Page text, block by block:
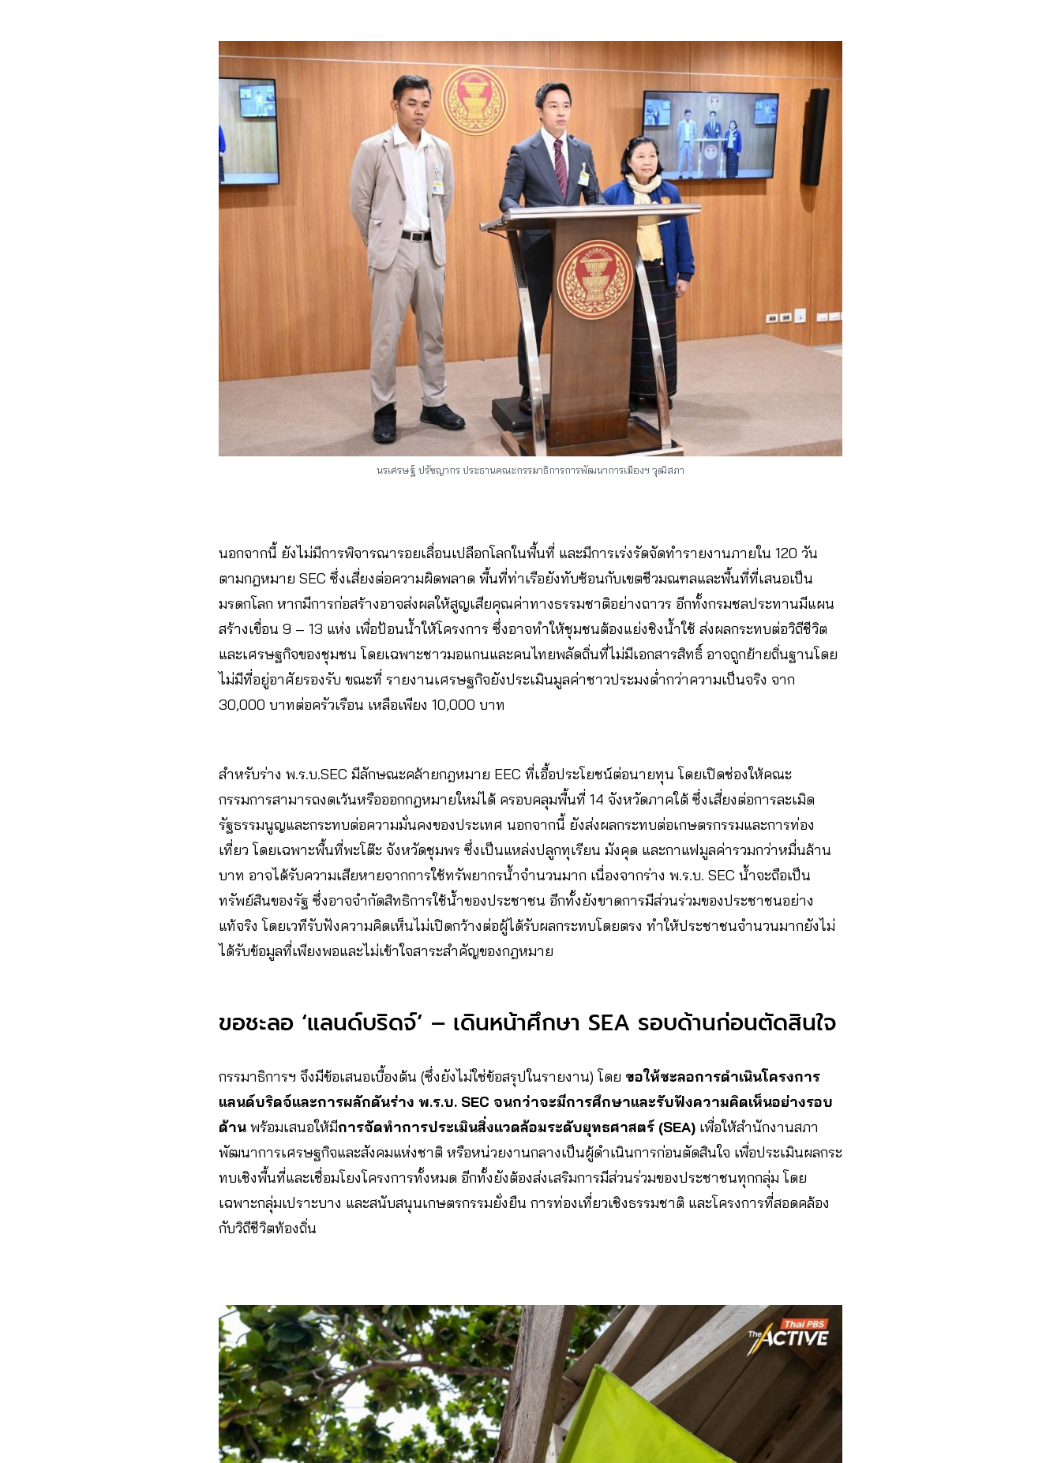
นรเศรษฐ์ ปรัชญากร ประธานคณะกรรมาธิการการพัฒนาการเมืองฯ วุฒิสภา
นอกจากนี้ ยังไม่มีการพิจารณารอยเลื่อนเปลือกโลกในพื้นที่ และมีการเร่งรัดจัดทำรายงานภายใน 120 วัน
ตามกฎหมาย SEC ซึ่งเสี่ยงต่อความผิดพลาด พื้นที่ท่าเรือยังทับซ้อนกับเขตชีวมณฑลและพื้นที่ที่เสนอเป็น
มรดกโลก หากมีการก่อสร้างอาจส่งผลให้สูญเสียคุณค่าทางธรรมชาติอย่างถาวร อีกทั้งกรมชลประทานมีแผน
สร้างเขื่อน 9 – 13 แห่ง เพื่อป้อนน้ำให้โครงการ ซึ่งอาจทำให้ชุมชนต้องแย่งชิงน้ำใช้ ส่งผลกระทบต่อวิถีชีวิต
และเศรษฐกิจของชุมชน โดยเฉพาะชาวมอแกนและคนไทยพลัดถิ่นที่ไม่มีเอกสารสิทธิ์ อาจถูกย้ายถิ่นฐานโดย
ไม่มีที่อยู่อาศัยรองรับ ขณะที่ รายงานเศรษฐกิจยังประเมินมูลค่าชาวประมงต่ำกว่าความเป็นจริง จาก
30,000 บาทต่อครัวเรือน เหลือเพียง 10,000 บาท
สำหรับร่าง พ.ร.บ.SEC มีลักษณะคล้ายกฎหมาย EEC ที่เอื้อประโยชน์ต่อนายทุน โดยเปิดช่องให้คณะ
กรรมการสามารถงดเว้นหรือออกกฎหมายใหม่ได้ ครอบคลุมพื้นที่ 14 จังหวัดภาคใต้ ซึ่งเสี่ยงต่อการละเมิด
รัฐธรรมนูญและกระทบต่อความมั่นคงของประเทศ นอกจากนี้ ยังส่งผลกระทบต่อเกษตรกรรมและการท่อง
เที่ยว โดยเฉพาะพื้นที่พะโต๊ะ จังหวัดชุมพร ซึ่งเป็นแหล่งปลูกทุเรียน มังคุด และกาแฟมูลค่ารวมกว่าหมื่นล้าน
บาท อาจได้รับความเสียหายจากการใช้ทรัพยากรน้ำจำนวนมาก เนื่องจากร่าง พ.ร.บ. SEC น้ำจะถือเป็น
ทรัพย์สินของรัฐ ซึ่งอาจจำกัดสิทธิการใช้น้ำของประชาชน อีกทั้งยังขาดการมีส่วนร่วมของประชาชนอย่าง
แท้จริง โดยเวทีรับฟังความคิดเห็นไม่เปิดกว้างต่อผู้ได้รับผลกระทบโดยตรง ทำให้ประชาชนจำนวนมากยังไม่
ได้รับข้อมูลที่เพียงพอและไม่เข้าใจสาระสำคัญของกฎหมาย
ขอชะลอ ‘แลนด์บริดจ์’ – เดินหน้าศึกษา SEA รอบด้านก่อนตัดสินใจ
กรรมาธิการฯ จึงมีข้อเสนอเบื้องต้น (ซึ่งยังไม่ใช่ข้อสรุปในรายงาน) โดย ขอให้ชะลอการดำเนินโครงการ
แลนด์บริดจ์และการผลักดันร่าง พ.ร.บ. SEC จนกว่าจะมีการศึกษาและรับฟังความคิดเห็นอย่างรอบ
ด้าน พร้อมเสนอให้มีการจัดทำการประเมินสิ่งแวดล้อมระดับยุทธศาสตร์ (SEA) เพื่อให้สำนักงานสภา
พัฒนาการเศรษฐกิจและสังคมแห่งชาติ หรือหน่วยงานกลางเป็นผู้ดำเนินการก่อนตัดสินใจ เพื่อประเมินผลกระ
ทบเชิงพื้นที่และเชื่อมโยงโครงการทั้งหมด อีกทั้งยังต้องส่งเสริมการมีส่วนร่วมของประชาชนทุกกลุ่ม โดย
เฉพาะกลุ่มเปราะบาง และสนับสนุนเกษตรกรรมยั่งยืน การท่องเที่ยวเชิงธรรมชาติ และโครงการที่สอดคล้อง
กับวิถีชีวิตท้องถิ่น